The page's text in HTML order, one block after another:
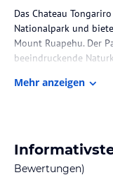
Das Chateau
Nationalpark und
Mount Ruapehu. Der
beeindruckende
National Park entfernt.
Das Chateau
sowohl im Haupthaus
Mehr anzeigen
Bewertungen)